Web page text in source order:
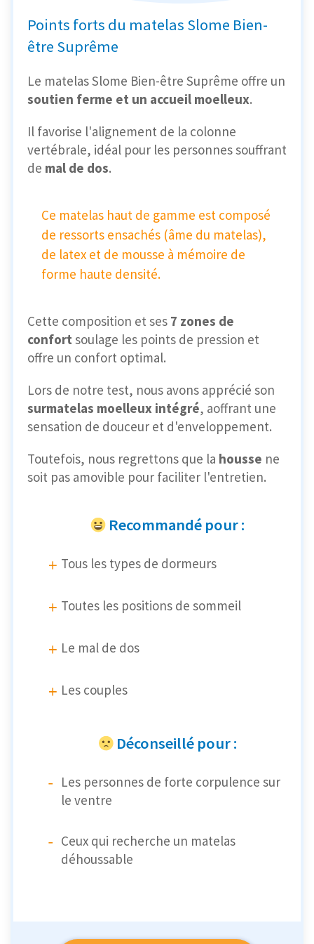
Points forts du matelas Slome Bien-
être Suprême
Le matelas Slome Bien-être Suprême offre un
soutien ferme et un accueil moelleux.
Il favorise l'alignement de la colonne
vertébrale, idéal pour les personnes souffrant
de mal de dos.
Ce matelas haut de gamme est composé
de ressorts ensachés (âme du matelas),
de latex et de mousse à mémoire de
forme haute densité.
Cette composition et ses 7 zones de
confort soulage les points de pression et
offre un confort optimal.
Lors de notre test, nous avons apprécié son
surmatelas moelleux intégré, aoffrant une
sensation de douceur et d'enveloppement.
Toutefois, nous regrettons que la housse ne
soit pas amovible pour faciliter l'entretien.
Recommandé pour :
Tous les types de dormeurs
Toutes les positions de sommeil
Le mal de dos
Les couples
Déconseillé pour :
Les personnes de forte corpulence sur
le ventre
Ceux qui recherche un matelas
déhoussable